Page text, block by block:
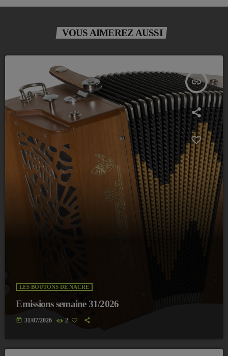
VOUS AIMEREZ AUSSI
insert_link
LES BOUTONS DE NACRE
Emissions semaine 31/2026
today 31/07/2026 2